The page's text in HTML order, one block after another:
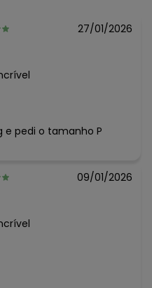
27/01/2026
e pedi o tamanho P
09/01/2026